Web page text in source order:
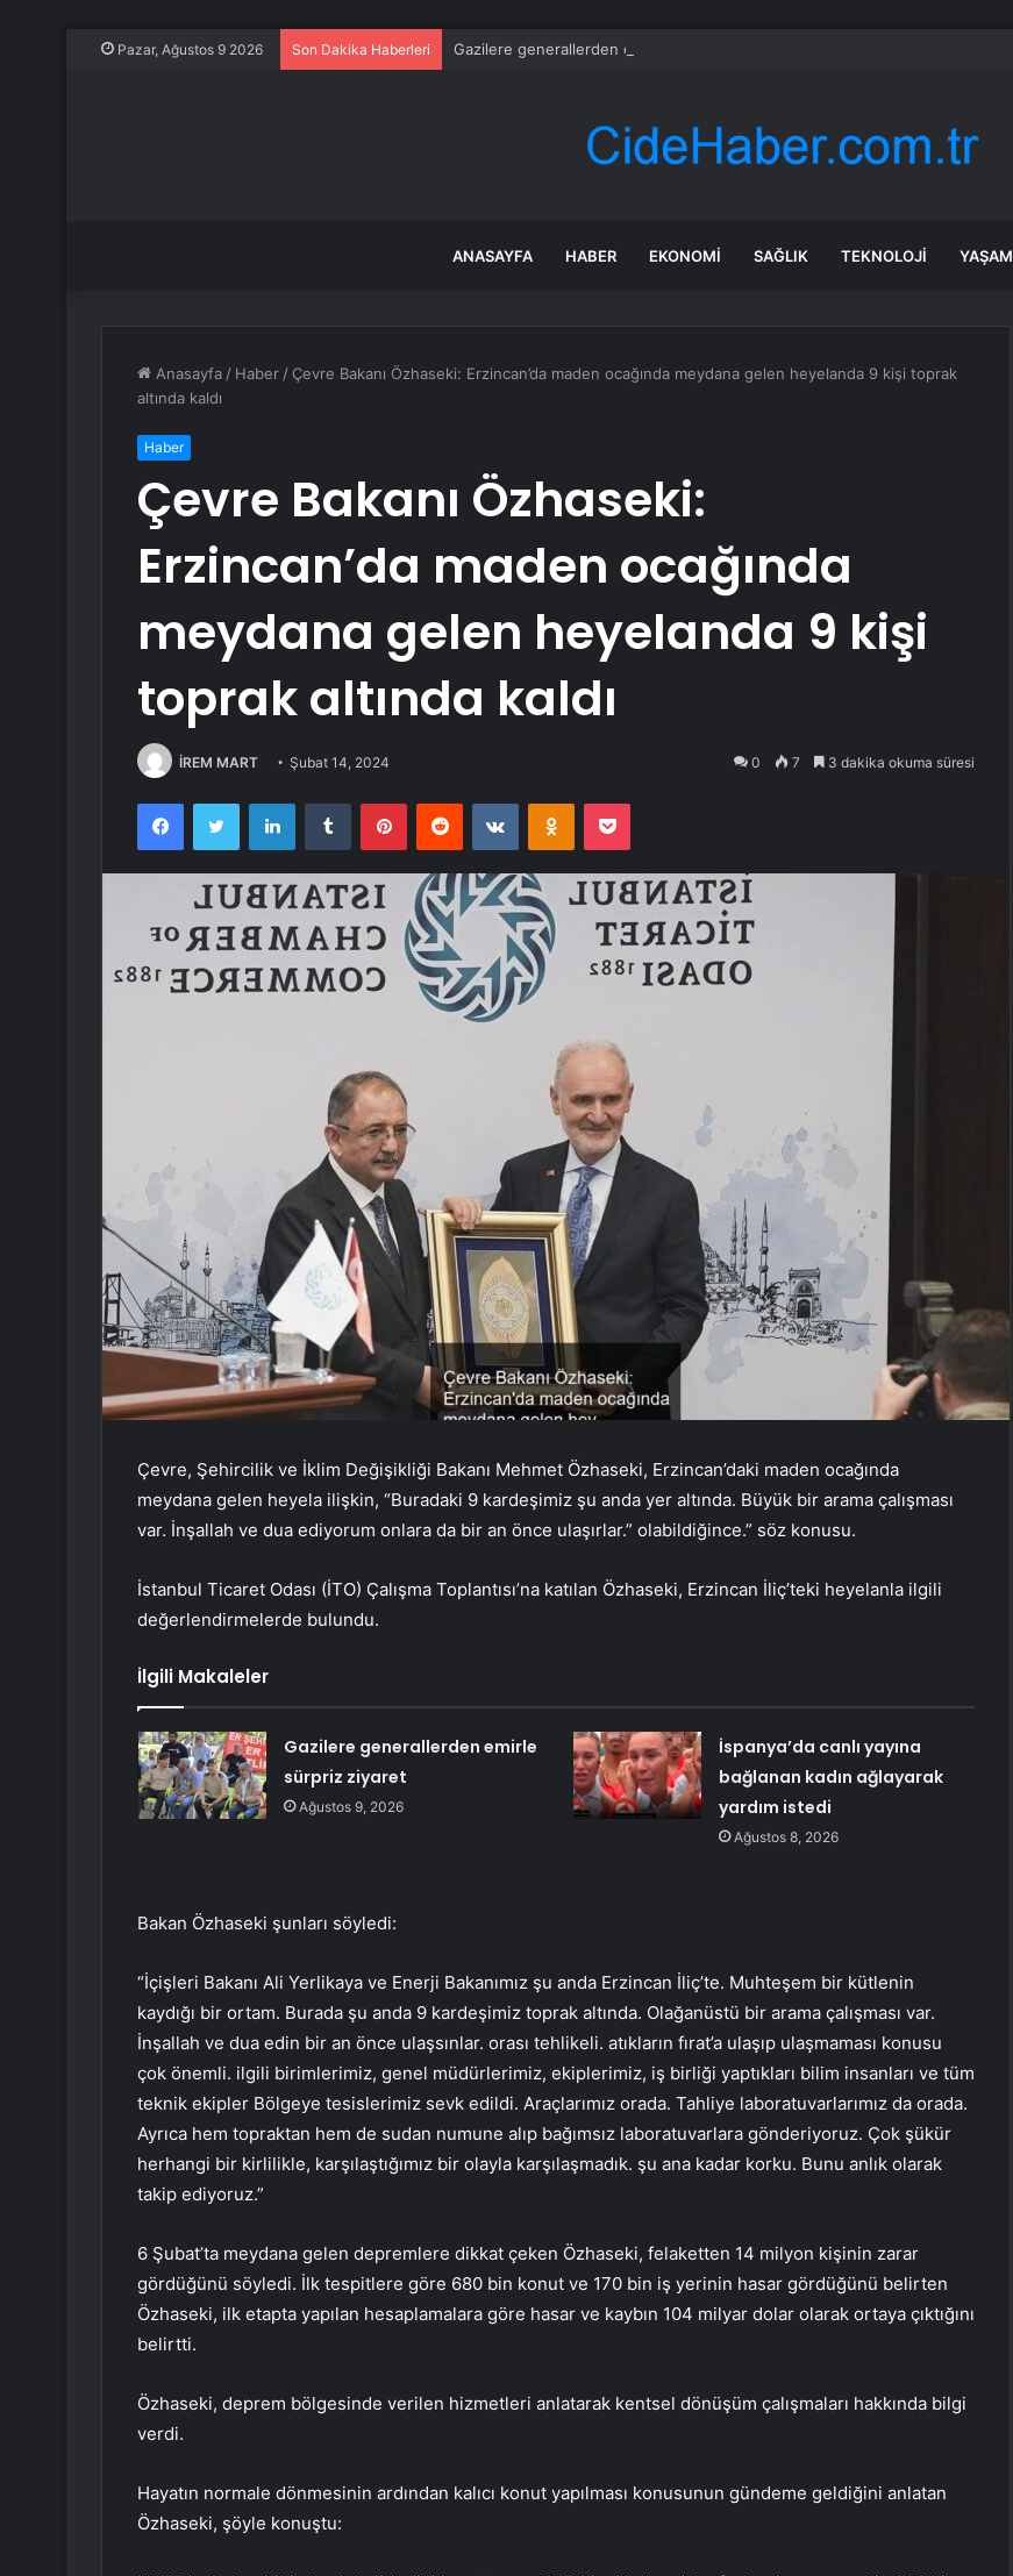
Pazar, Ağustos 9 2026 Son Dakika Haberleri Gazilere generallerden emirle sürpriz ziyaret
ANASAYFA HABER EKONOMI SAĞLIK TEKNOLOJI YAŞAM
Anasayfa / Haber / Çevre Bakanı Özhaseki: Erzincan’da maden ocağında meydana gelen heyelanda 9 kişi toprak
altında kaldı
Haber
Çevre Bakanı Özhaseki:
Erzincan’da maden ocağında
meydana gelen heyelanda 9 kişi
toprak altında kaldı
İREM MART Şubat 14, 2024 0 7 3 dakika okuma süresi
FacebookTwitter LinkedInTumblr PinterestReddit VKontakteOdnoklassniki
Pocket
Çevre, Şehircilik ve İklim Değişikliği Bakanı Mehmet Özhaseki, Erzincan’daki maden ocağında
meydana gelen heyela ilişkin, “Buradaki 9 kardeşimiz şu anda yer altında. Büyük bir arama çalışması
var. İnşallah ve dua ediyorum onlara da bir an önce ulaşırlar.” olabildiğince.” söz konusu.
İstanbul Ticaret Odası (İTO) Çalışma Toplantısı’na katılan Özhaseki, Erzincan İliç’teki heyelanla ilgili
değerlendirmelerde bulundu.
İlgili Makaleler
Gazilere generallerden emirle
sürpriz ziyaret
Ağustos 9, 2026
İspanya’da canlı yayına
bağlanan kadın ağlayarak
yardım istedi
Ağustos 8, 2026
Bakan Özhaseki şunları söyledi:
“İçişleri Bakanı Ali Yerlikaya ve Enerji Bakanımız şu anda Erzincan İliç’te. Muhteşem bir kütlenin
kaydığı bir ortam. Burada şu anda 9 kardeşimiz toprak altında. Olağanüstü bir arama çalışması var.
İnşallah ve dua edin bir an önce ulaşsınlar. orası tehlikeli. atıkların fırat’a ulaşıp ulaşmaması konusu
çok önemli. ilgili birimlerimiz, genel müdürlerimiz, ekiplerimiz, iş birliği yaptıkları bilim insanları ve tüm
teknik ekipler Bölgeye tesislerimiz sevk edildi. Araçlarımız orada. Tahliye laboratuvarlarımız da orada.
Ayrıca hem topraktan hem de sudan numune alıp bağımsız laboratuvarlara gönderiyoruz. Çok şükür
herhangi bir kirlilikle, karşılaştığımız bir olayla karşılaşmadık. şu ana kadar korku. Bunu anlık olarak
takip ediyoruz.”
6 Şubat’ta meydana gelen depremlere dikkat çeken Özhaseki, felaketten 14 milyon kişinin zarar
gördüğünü söyledi. İlk tespitlere göre 680 bin konut ve 170 bin iş yerinin hasar gördüğünü belirten
Özhaseki, ilk etapta yapılan hesaplamalara göre hasar ve kaybın 104 milyar dolar olarak ortaya çıktığını
belirtti.
Özhaseki, deprem bölgesinde verilen hizmetleri anlatarak kentsel dönüşüm çalışmaları hakkında bilgi
verdi.
Hayatın normale dönmesinin ardından kalıcı konut yapılması konusunun gündeme geldiğini anlatan
Özhaseki, şöyle konuştu: